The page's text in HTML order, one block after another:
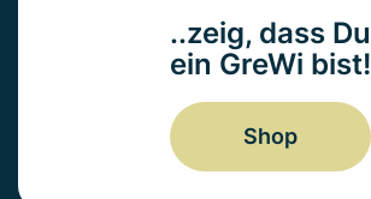
..zeig, dass Du
ein GreWi bist!
Shop